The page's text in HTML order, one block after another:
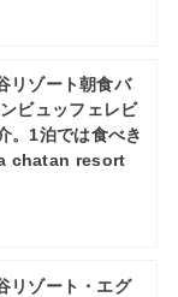
リゾート朝食バ
ビュッフェレビ
。1泊では食べき
chatan resort
リゾート・エグ